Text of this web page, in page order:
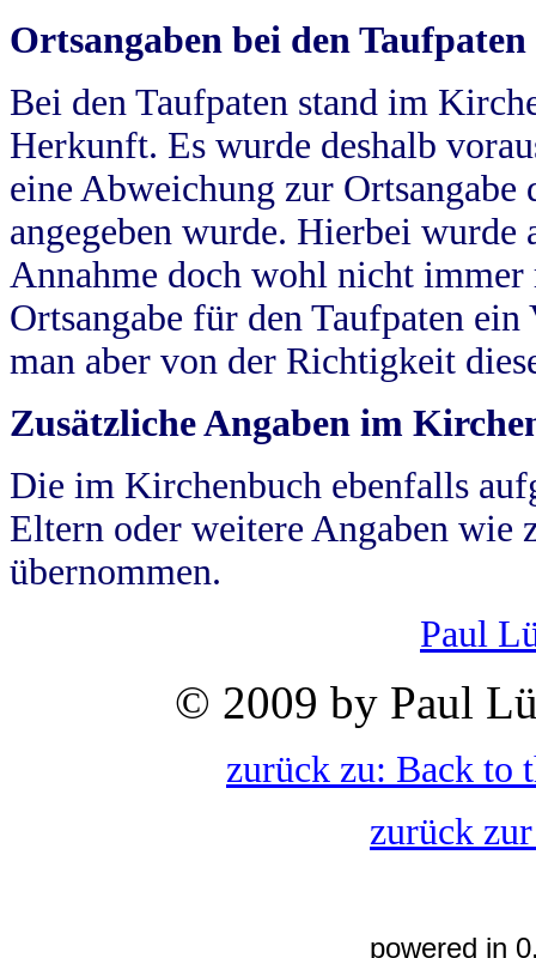
Ortsangaben bei den Taufpaten
Bei den Taufpaten stand im
Herkunft. Es wurde deshalb
eine Abweichung zur
angegeben wurde. Hierbei wurde
Annahme doch wohl nicht
Ortsangabe für den Taufpaten
man aber von der Richtigkeit
Zusätzliche Angaben im
Die im Kirchenbuch ebenfalls
Eltern oder weitere Angaben wie
übernommen.
Paul
© 2009 by Paul
zurück zu: Back to
zurück
powered in